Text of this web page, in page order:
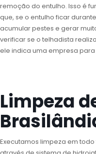
remoção do entulho. Isso é
que, se o entulho ficar
acumular pestes e gerar
verificar se o telhadista
ele indica uma empresa
Limpeza
Executamos limpeza em